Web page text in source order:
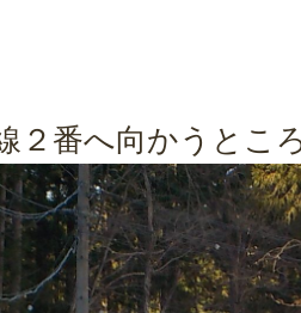
２番へ向かうとこ